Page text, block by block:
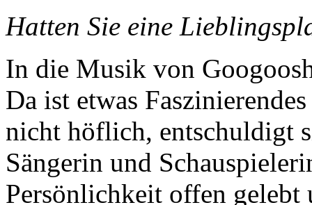
Hatten Sie eine
In die Musik von
Da ist etwas
nicht höflich, entschuldigt
Sängerin und
Persönlichkeit offen gelebt